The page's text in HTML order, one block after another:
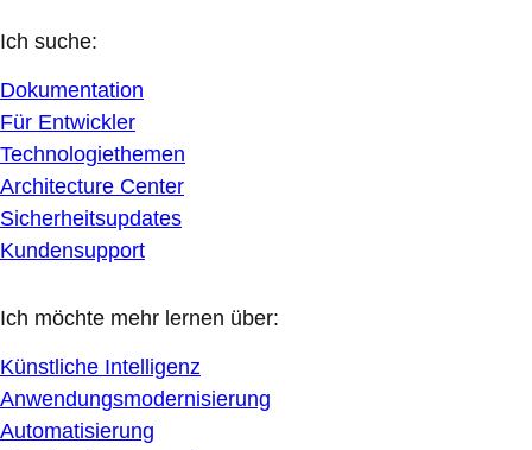
Ich suche:
Dokumentation
Für Entwickler
Technologiethemen
Architecture Center
Sicherheitsupdates
Kundensupport
Ich möchte mehr lernen über:
Künstliche Intelligenz
Anwendungsmodernisierung
Automatisierung